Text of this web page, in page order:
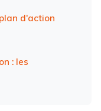
d'action
: les